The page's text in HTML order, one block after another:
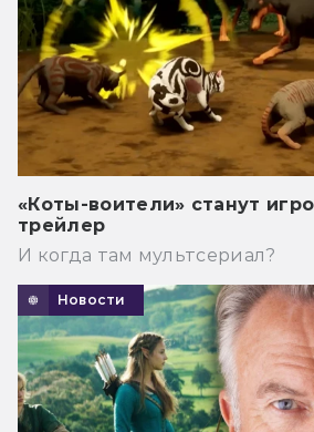
«Коты-воители» станут
трейлер
И когда там мультсериал?
Новости